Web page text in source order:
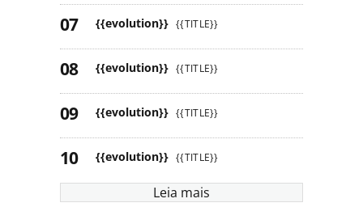
{{evolution}} {{TITLE}}
{{evolution}} {{TITLE}}
{{evolution}} {{TITLE}}
{{evolution}} {{TITLE}}
Leia mais